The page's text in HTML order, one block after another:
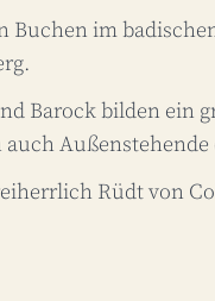
Buchen im
Barock bilden ein
Rüdt von